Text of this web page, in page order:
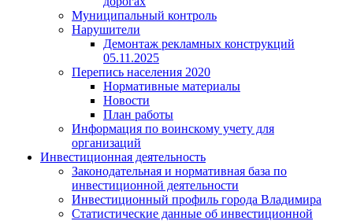
Муниципальный контроль
Нарушители
Демонтаж рекламных конструкций
05.11.2025
Перепись населения 2020
Нормативные материалы
Новости
План работы
Информация по воинскому учету для
организаций
Инвестиционная деятельность
Законодательная и нормативная база по
инвестиционной деятельности
Инвестиционный профиль города Владимира
Статистические данные об инвестиционной